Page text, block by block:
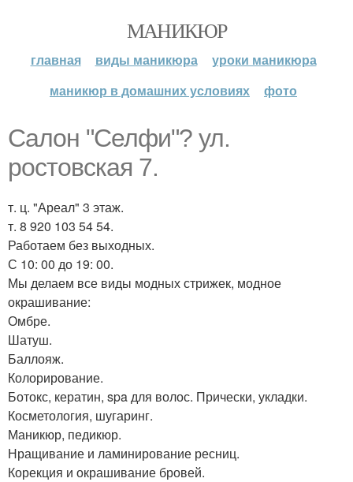
МАНИКЮР
главная виды маникюра
уроки маникюра
маникюр в домашних условиях
фото
Салон "Селфи"? ул.
ростовская 7.
т. ц. "Ареал" 3 этаж.
т. 8 920 103 54 54.
Работаем без выходных.
С 10: 00 до 19: 00.
Мы делаем все виды модных стрижек, модное
окрашивание:
Омбре.
Шатуш.
Баллояж.
Колорирование.
Ботокс, кератин, spa для волос. Прически, укладки.
Косметология, шугаринг.
Маникюр, педикюр.
Нращивание и ламинирование ресниц.
Корекция и окрашивание бровей.